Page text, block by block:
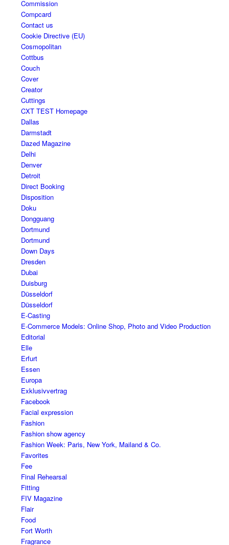
Commission
Compcard
Contact us
Cookie Directive (EU)
Cosmopolitan
Cottbus
Couch
Cover
Creator
Cuttings
CXT TEST Homepage
Dallas
Darmstadt
Dazed Magazine
Delhi
Denver
Detroit
Direct Booking
Disposition
Doku
Dongguang
Dortmund
Dortmund
Down Days
Dresden
Dubai
Duisburg
Düsseldorf
Düsseldorf
E-Casting
E-Commerce Models: Online Shop, Photo and Video Production
Editorial
Elle
Erfurt
Essen
Europa
Exklusivvertrag
Facebook
Facial expression
Fashion
Fashion show agency
Fashion Week: Paris, New York, Mailand & Co.
Favorites
Fee
Final Rehearsal
Fitting
FIV Magazine
Flair
Food
Fort Worth
Fragrance